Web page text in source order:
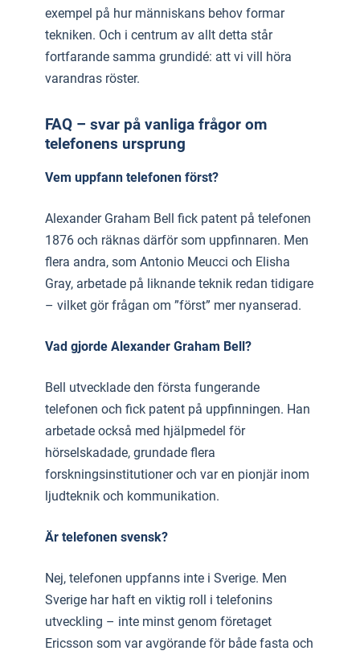
exempel på hur människans behov formar
tekniken. Och i centrum av allt detta står
fortfarande samma grundidé: att vi vill höra
varandras röster.
FAQ – svar på vanliga frågor om
telefonens ursprung
Vem uppfann telefonen först?
Alexander Graham Bell fick patent på telefonen
1876 och räknas därför som uppfinnaren. Men
flera andra, som Antonio Meucci och Elisha
Gray, arbetade på liknande teknik redan tidigare
– vilket gör frågan om ”först” mer nyanserad.
Vad gjorde Alexander Graham Bell?
Bell utvecklade den första fungerande
telefonen och fick patent på uppfinningen. Han
arbetade också med hjälpmedel för
hörselskadade, grundade flera
forskningsinstitutioner och var en pionjär inom
ljudteknik och kommunikation.
Är telefonen svensk?
Nej, telefonen uppfanns inte i Sverige. Men
Sverige har haft en viktig roll i telefonins
utveckling – inte minst genom företaget
Ericsson som var avgörande för både fasta och